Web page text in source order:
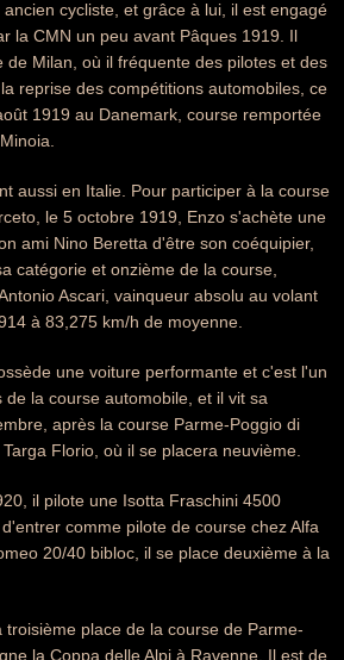
cycliste, et grâce à lui, il est engagé
la CMN un peu avant Pâques 1919. Il
de Milan, où il fréquente des pilotes et des
reprise des compétitions automobiles, ce
1919 au Danemark, course remportée
aussi en Italie. Pour participer à la course
le 5 octobre 1919, Enzo s'achète une
ami Nino Beretta d'être son coéquipier,
catégorie et onzième de la course,
Ascari, vainqueur absolu au volant
à 83,275 km/h de moyenne.
une voiture performante et c'est l'un
la course automobile, et il vit sa
après la course Parme-Poggio di
Florio, où il se placera neuvième.
il pilote une Isotta Fraschini 4500
comme pilote de course chez Alfa
20/40 bibloc, il se place deuxième à la
troisième place de la course de Parme-
la Coppa delle Alpi à Ravenne. Il est de